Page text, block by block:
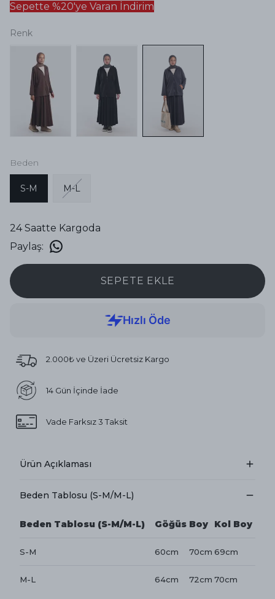
Sepette %20'ye Varan İndirim
Renk
Beden
S-M M-L
24 Saatte Kargoda
Paylaş:
SEPETE EKLE
2.000₺ ve Üzeri Ücretsiz Kargo
14 Gün İçinde İade
Vade Farksız 3 Taksit
Ürün Açıklaması
Beden Tablosu (S-M/M-L)
Beden Tablosu (S-M/M-L) Göğüs Boy Kol Boy
S-M 60cm 70cm 69cm
M-L 64cm 72cm 70cm